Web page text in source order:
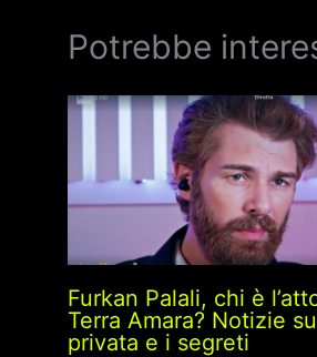
Potrebbe
Furkan Palali, chi è
Terra Amara? Notizie
privata e i segreti